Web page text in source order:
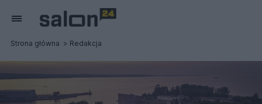
Strona główna Redakcja